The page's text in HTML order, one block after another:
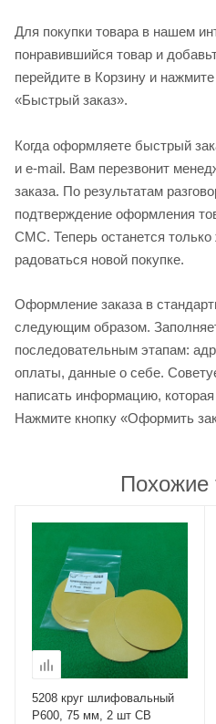
Для покупки товара в нашем
понравившийся товар и
перейдите в Корзину и
«Быстрый заказ».
Когда оформляете быстрый
и e-mail. Вам перезвонит
заказа. По результатам
подтверждение оформления
СМС. Теперь останется только
радоваться новой покупке.
Оформление заказа в
следующим образом.
последовательным этапам:
оплаты, данные о себе.
написать информацию,
Нажмите кнопку «Оформить
Похожие
5208 круг шлифовальный
Р600, 75 мм, 2 шт СВ